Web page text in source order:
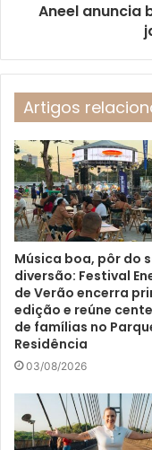
Aneel anuncia
Artigos
Música boa, pôr do
diversão: Festival
de Verão encerra
edição e reúne
de famílias no
Residência
03/08/2026